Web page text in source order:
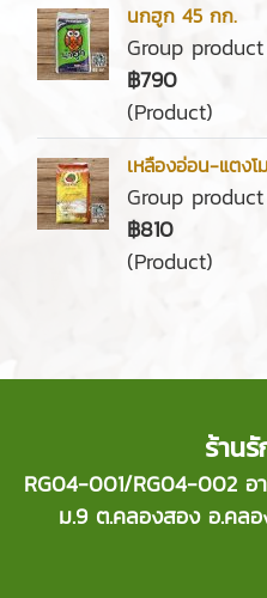
นกฮูก 45 กก.
Group product
฿790
(Product)
เหลืองอ่อน-แตงโ
Group product
฿810
(Product)
ร้าน
RG04-001/RG04-002 อ
ม.9 ต.คลองสอง อ.คล